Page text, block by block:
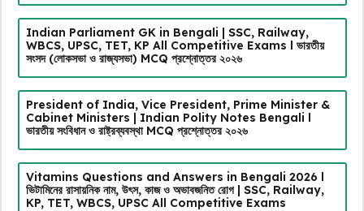
Indian Parliament GK in Bengali | SSC, Railway,
WBCS, UPSC, TET, KP All Competitive Exams l ভারতীয়
সংসদ (লোকসভা ও রাজ্যসভা) MCQ প্রশ্নোত্তর ২০২৬
President of India, Vice President, Prime Minister &
Cabinet Ministers | Indian Polity Notes Bengali l
ভারতীয় সংবিধান ও রাষ্ট্রব্যবস্থা MCQ প্রশ্নোত্তর ২০২৬
Vitamins Questions and Answers in Bengali 2026 l
ভিটামিনের রাসায়নিক নাম, উৎস, কাজ ও অভাবজনিত রোগ | SSC, Railway,
KP, TET, WBCS, UPSC All Competitive Exams